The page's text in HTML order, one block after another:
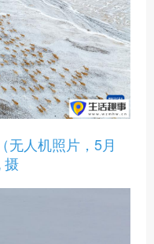
人机照片，5月
摄